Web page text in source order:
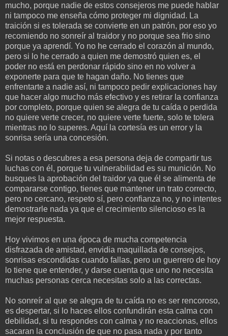
mucho, porque nadie de estos consejeros me puede hablar
ni tampoco me enseña cómo proteger mi dignidad. La
traición si es tolerada se convierte en un patrón, por eso yo
recomiendo no sonreír al traidor y no porque sea frio sino
porque ya aprendí. Yo no he cerrado el corazón al mundo,
pero si lo he cerrado a quien me demostró quien es, el
poder no está en perdonar rápido sino en no volver a
exponerte para que te hagan daño. No tienes que
enfrentarte a nadie así, ni tampoco pedir explicaciones hay
que hacer algo mucho más efectivo y es retirar la confianza
por completo, porque quien se alegra de tu caída o perdida
no quiere verte crecer, no quiere verte fuerte, solo te tolera
mientras no lo superes. Aquí la cortesía es un error y la
sonrisa sería una concesión.
Si notas o descubres a esa persona deja de compartir tus
luchas con él, porque tu vulnerabilidad es su munición. No
busques la aprobación del traidor ya que él se alimenta de
compararse contigo, tienes que mantener un trato correcto,
pero no cercano, respeto sí, pero confianza no, y no intentes
demostrarle nada ya que el crecimiento silencioso es la
mejor respuesta.
Hoy vivimos en una época de mucha competencia
disfrazada de amistad, envidia maquillada de consejos,
sonrisas escondidas cuando fallas, pero un guerrero de hoy
lo tiene que entender, y darse cuenta que uno no necesita
muchas personas cerca necesitas solo a las correctas.
No sonreír al que se alegra de tu caída no es ser rencoroso,
es despertar, si lo haces ellos confundirán esta calma con
debilidad, si tu respondes con calma y no reaccionas, ellos
sacaran la conclusión de que no pasa nada y por tanto